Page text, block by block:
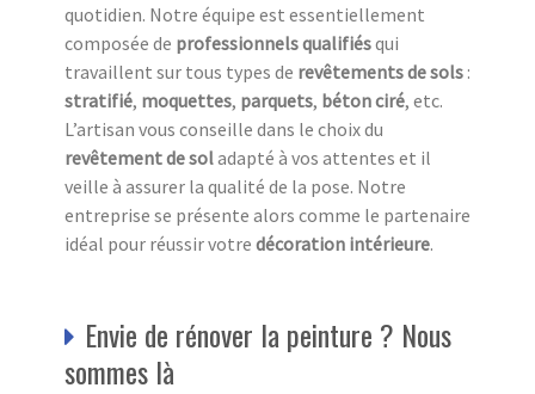
quotidien. Notre équipe est essentiellement
composée de professionnels qualifiésqui
travaillent sur tous types de revêtements de sols :
stratifié, moquettes, parquets, béton ciré, etc.
L’artisan vous conseille dans le choix du
revêtement de soladapté à vos attentes et il
veille à assurer la qualité de la pose. Notre
entreprise se présente alors comme le partenaire
idéal pour réussir votre décoration intérieure.
Envie de rénover la peinture ? Nous
sommes là